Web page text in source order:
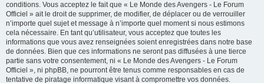
conditions. Vous acceptez le fait que « Le Monde des Avengers - Le Forum
Officiel » ait le droit de supprimer, de modifier, de déplacer ou de verrouiller
n’importe quel sujet et message à n’importe quel moment si nous estimons
cela nécessaire. En tant qu’utilisateur, vous acceptez que toutes les
informations que vous avez renseignées soient enregistrées dans notre base
de données. Bien que ces informations ne seront pas diffusées à une tierce
partie sans votre consentement, ni « Le Monde des Avengers - Le Forum
Officiel », ni phpBB, ne pourront être tenus comme responsables en cas de
tentative de piratage informatique visant à compromettre vos données.